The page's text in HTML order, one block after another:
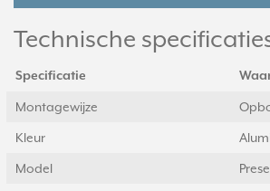
Technische
Specificatie
Montagewijze
Kleur
Model